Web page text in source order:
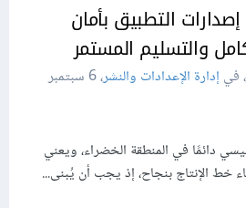
التطبيق بأمان
والتسليم المستمر
في إدارة الإعدادات والنشر،
6 سبتمبر
دائمًا في المنطقة الخضراء، ويعني
خط الإنتاج بنجاح، إذ يجب أن يُبنى...